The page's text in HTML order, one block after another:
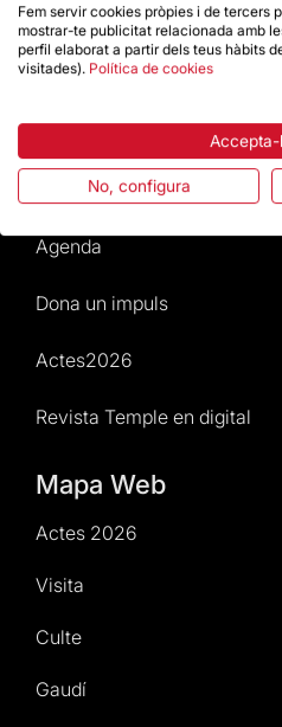
Preguntes freqüents
Atenció al Visitant
Normativa i condicions de
Notícies i Actualitat
Agenda
Dona un impuls
Actes2026
Revista Temple en digital
Mapa Web
Actes 2026
Visita
Culte
Gaudí
Fem servir cookies pròpies i de tercers
mostrar-te publicitat relacionada amb
perfil elaborat a partir dels teus hàbits
visitades). Política de cookies
Accepta-
No, configura